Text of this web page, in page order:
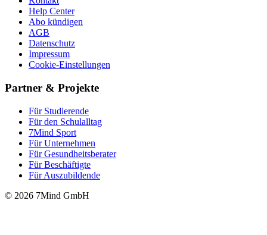
Help Center
Abo kündigen
AGB
Datenschutz
Impressum
Cookie-Einstellungen
Partner & Projekte
Für Stu­die­rende
Für den Schulalltag
7Mind Sport
Für Unter­neh­men
Für Gesund­heits­be­ra­ter
Für Beschäftigte
Für Auszubildende
© 2026 7Mind GmbH